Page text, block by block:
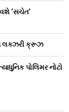
‘સચેત’
લક્ઝરી ક્રૂઝ
પોલિમર નોટો